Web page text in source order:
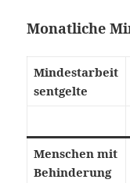
Monatliche
Mindestarbeit
sentgelte
Menschen mit
Behinderung